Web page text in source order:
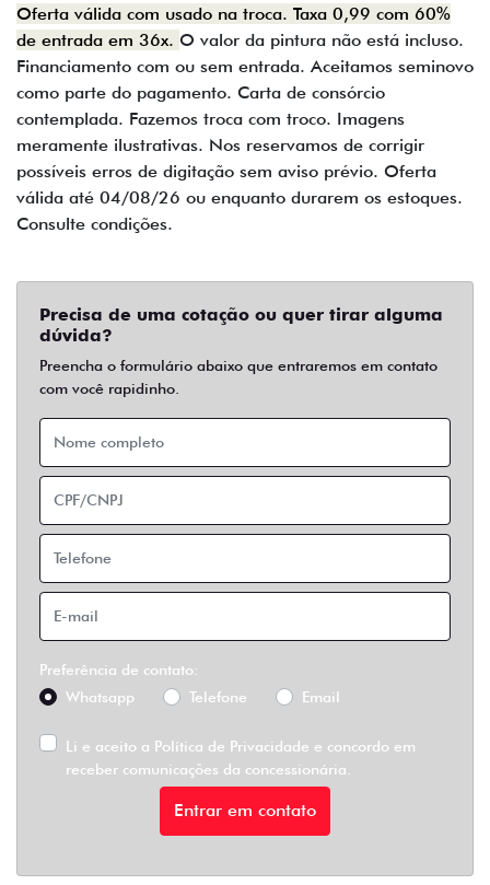
Oferta válida com usado na troca. Taxa 0,99 com 60%
de entrada em 36x. O valor da pintura não está incluso.
Financiamento com ou sem entrada. Aceitamos seminovo
como parte do pagamento. Carta de consórcio
contemplada. Fazemos troca com troco. Imagens
meramente ilustrativas. Nos reservamos de corrigir
possíveis erros de digitação sem aviso prévio. Oferta
válida até 04/08/26 ou enquanto durarem os estoques.
Consulte condições.
Precisa de uma cotação ou quer tirar alguma
dúvida?
Preencha o formulário abaixo que entraremos em contato
com você rapidinho.
Preferência de contato:
Whatsapp
Telefone Email
Li e aceito a Política de Privacidade e concordo em
receber comunicações da concessionária.
Entrar em contato